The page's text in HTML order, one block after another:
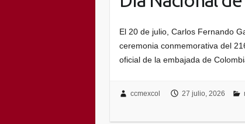
El 20 de julio, Carlos Fernando
ceremonia conmemorativa del
oficial de la embajada de
ccmexcol 27 julio, 2026